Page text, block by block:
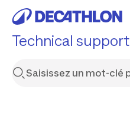
Technical support